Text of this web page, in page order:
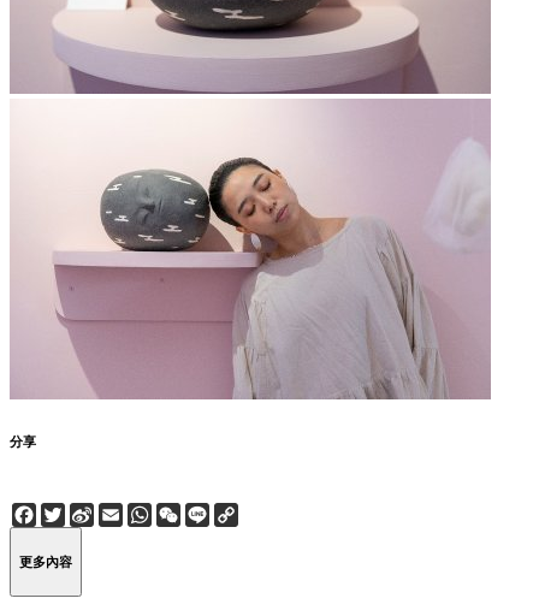
分享
Facebook
Twitter
Sina
Weibo
EmailWhatsApp
WeChat
Line
更多內容